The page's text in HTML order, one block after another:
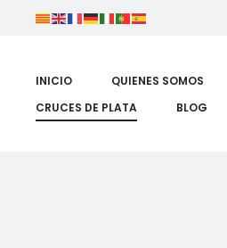
INICIO QUIENES SOMOS
CRUCES DE PLATA
BLOG